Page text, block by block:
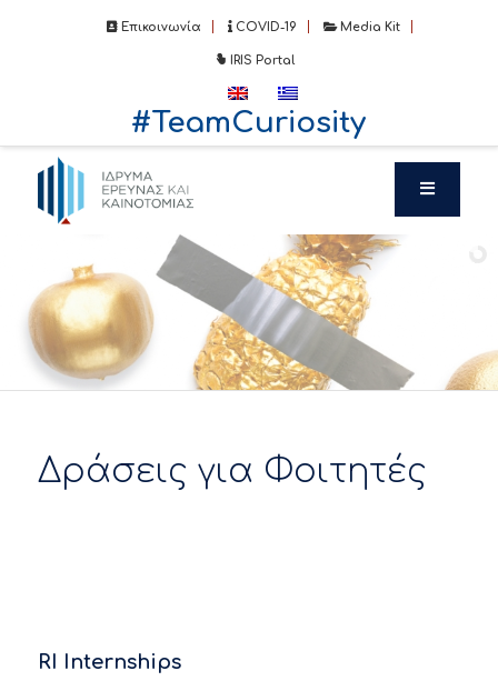
Επικοινωνία COVID-19 Media Kit
IRIS Portal
#TeamCuriosity
Δράσεις για Φοιτητές
RI Internships